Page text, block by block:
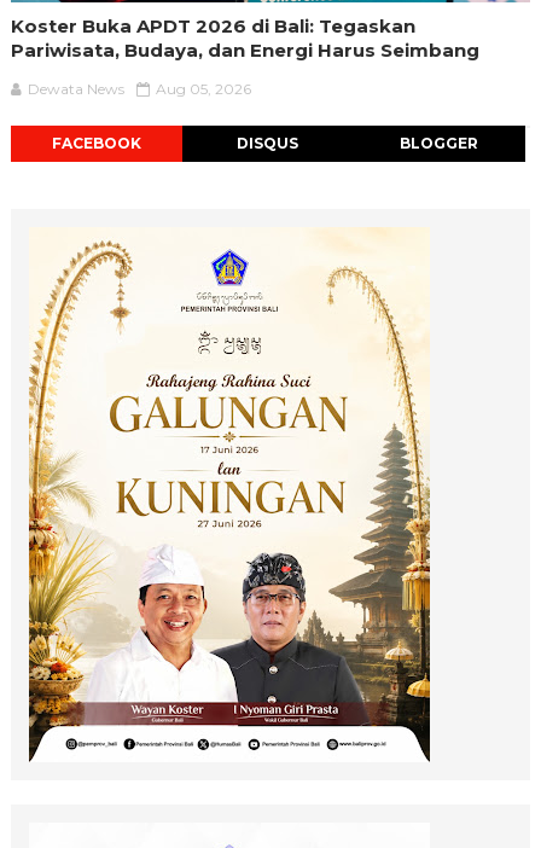
Koster Buka APDT 2026 di Bali: Tegaskan
Pariwisata, Budaya, dan Energi Harus Seimbang
Dewata News Aug 05, 2026
FACEBOOK DISQUS BLOGGER